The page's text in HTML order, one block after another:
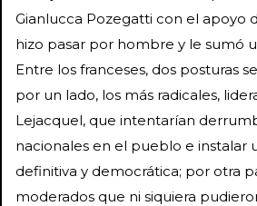
Gianlucca Pozegatti con el apoyo
hizo pasar por hombre y le sumó
Entre los franceses, dos posturas
por un lado, los más radicales,
Lejacquel, que intentarían
nacionales en el pueblo e instalar
definitiva y democrática; por otra
moderados que ni siquiera